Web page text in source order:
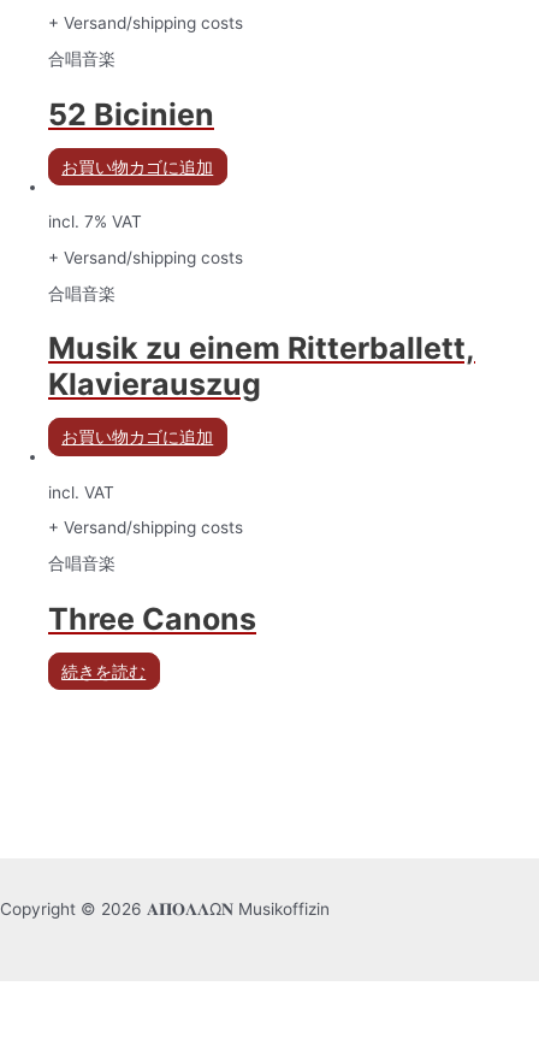
+ Versand/shipping costs
合唱音楽
52 Bicinien
お買い物カゴに追加
incl. 7% VAT
+ Versand/shipping costs
合唱音楽
Musik zu einem Ritterballett,
Klavierauszug
お買い物カゴに追加
incl. VAT
+ Versand/shipping costs
合唱音楽
Three Canons
続きを読む
Copyright © 2026 𝚨𝚷𝚶𝚲𝚲Ω𝚴 Musikoffizin